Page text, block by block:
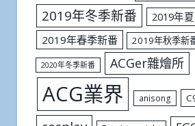
2019年冬季新番
2019年
2019年春季新番
2019年秋季新
2020年冬季新番 ACGer雜燴所
ACG業界 anisong